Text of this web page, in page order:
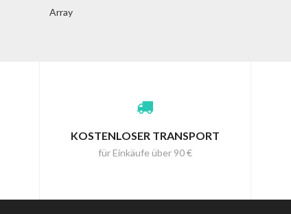
Array
KOSTENLOSER TRANSPORT
für Einkäufe über 90 €